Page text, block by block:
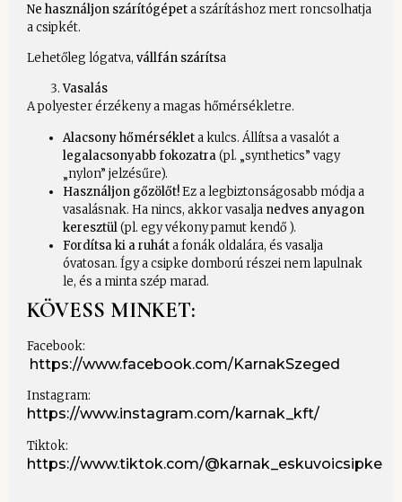
Ne használjon szárítógépeta szárításhoz mert roncsolhatja
a csipkét.
Lehetőleg lógatva, vállfán szárítsa
Vasalás
A polyester érzékeny a magas hőmérsékletre.
Alacsony hőmérsékleta kulcs. Állítsa a vasalót a
legalacsonyabb fokozatra(pl. „synthetics” vagy
„nylon” jelzésűre).
Használjon gőzölőt!Ez a legbiztonságosabb módja a
vasalásnak. Ha nincs, akkor vasalja nedves anyagon
keresztül(pl. egy vékony pamut kendő ).
Fordítsa ki a ruháta fonák oldalára, és vasalja
óvatosan. Így a csipke domború részei nem lapulnak
le, és a minta szép marad.
KÖVESS MINKET:
Facebook:
https://www.facebook.com/KarnakSzeged
Instagram:
https://www.instagram.com/karnak_kft/
Tiktok:
https://www.tiktok.com/@karnak_eskuvoicsipke